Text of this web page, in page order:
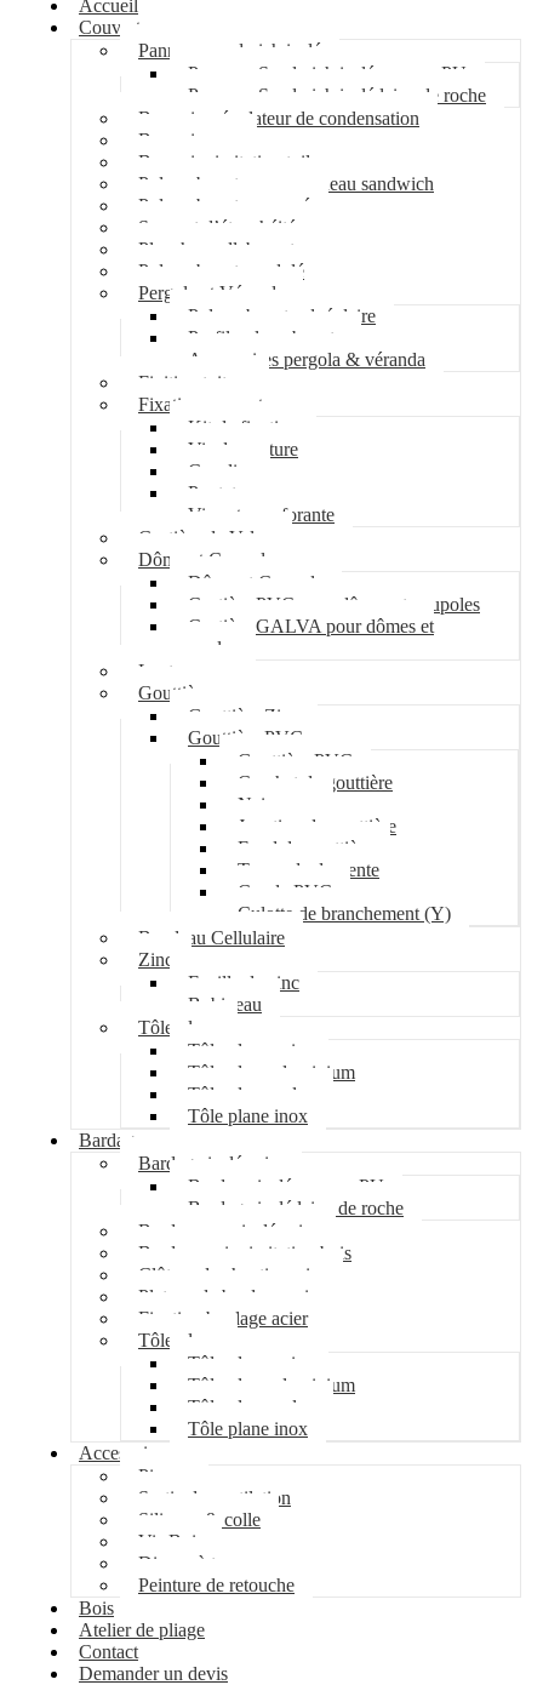
Accueil
Couverture
Panneau sandwich isolé
Panneau Sandwich isolé mousse PU
Panneau Sandwich isolé laine de roche
Bac acier régulateur de condensation
Bac acier sec
Bac acier imitation tuile
Polycarbonate pour panneau sandwich
Polycarbonate nervuré
Support d’étanchéité
Plancher collaborant
Polycarbonate ondulé
Pergola et Véranda
Polycarbonate alvéolaire
Profil polycarbonate
Accessoires pergola & véranda
Finition toiture
Fixation couverture
Kit de fixation
Vis de couture
Cavalier
Pontet
Vis auto-perforante
Costière de Velux
Dôme et Coupole
Dôme et Coupole
Costière PVC pour dômes et coupoles
Costière GALVA pour dômes et
coupoles
Lanterneau
Gouttière
Gouttière Zinc
Gouttière PVC
Gouttière PVC
Crochet de gouttière
Naissance
Jonction de gouttière
Fond de gouttière
Tuyau de descente
Coude PVC
Culotte de branchement (Y)
Bandeau Cellulaire
Zinc
Feuille de zinc
Bobineau
Tôle plane
Tôle plane acier
Tôle plane aluminium
Tôle plane galva
Tôle plane inox
Bardage
Bardage isolé acier
Bardage isolé mousse PU
Bardage isolé laine de roche
Bardage non isolé acier
Bardage acier imitation bois
Clôture de chantier acier
Plateau de bardage acier
Fixation bardage acier
Tôle plane
Tôle plane acier
Tôle plane aluminium
Tôle plane galva
Tôle plane inox
Accessoires
Pipeco
Sortie de ventilation
Silicone & colle
Vis Bois
Disque à tronçonner
Peinture de retouche
Bois
Atelier de pliage
Contact
Demander un devis